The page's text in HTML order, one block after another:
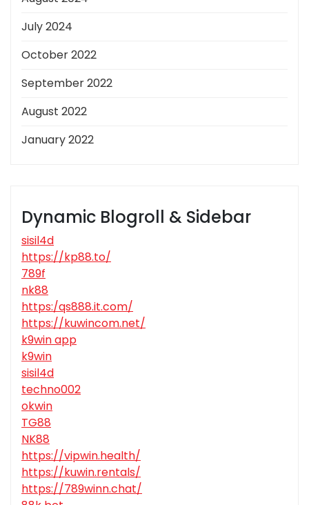
July 2024
October 2022
September 2022
August 2022
January 2022
Dynamic Blogroll & Sidebar
sisil4d
https://kp88.to/
789f
nk88
https:/qs888.it.com/
https://kuwincom.net/
k9win app
k9win
sisil4d
techno002
okwin
TG88
NK88
https://vipwin.health/
https://kuwin.rentals/
https://789winn.chat/